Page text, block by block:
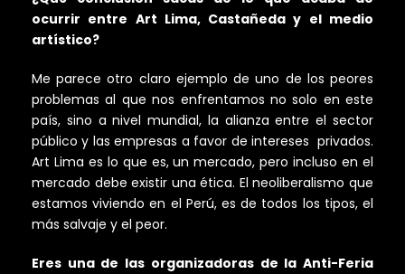
ocurrir entre Art Lima, Castañeda y el medio
artístico?
Me parece otro claro ejemplo de uno de los peores
problemas al que nos enfrentamos no solo en este
país, sino a nivel mundial, la alianza entre el sector
público y las empresas a favor de intereses privados.
Art Lima es lo que es, un mercado, pero incluso en el
mercado debe existir una ética. El neoliberalismo que
estamos viviendo en el Perú, es de todos los tipos, el
más salvaje y el peor.
Eres una de las organizadoras de la Anti-Feria